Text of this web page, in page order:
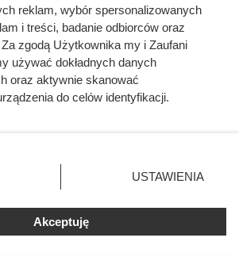
mięsa z Dino. Klienci
reklam, wybór spersonalizowanych
i treści, badanie odbiorców oraz
Za zgodą Użytkownika my i Zaufani
używać dokładnych danych
oraz aktywnie skanować
do celów identyfikacji.
przycisk ustawień prywatności
dolnym rogu strony. Niektóre
prawo sprzeciwić się takiemu
będą miały zastosowania tylko
USTAWIENIA
Akceptuję